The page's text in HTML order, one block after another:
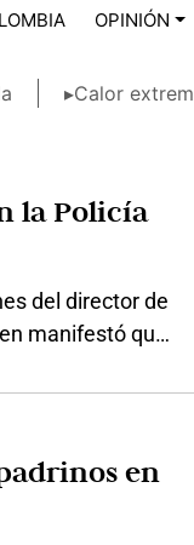
OPINIÓN
▸Calor
la Policía
del director de
manifestó que
que
Vicky en